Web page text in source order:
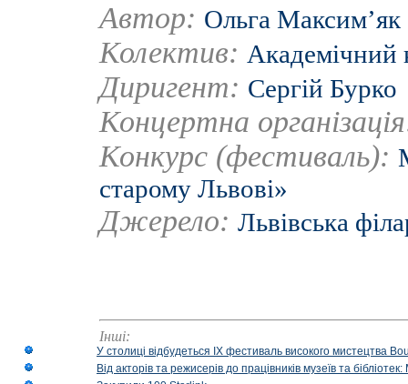
Автор: Ольга Максим’як
Колектив: Академічний
Диригент: Сергій Бурко
Концертна
Конкурс (фестиваль):
старому Львові»
Джерело: Львівська
Інші:
У столиці відбудеться IX фестиваль високого мистецтва
Від акторів та режисерів до працівників музеїв та